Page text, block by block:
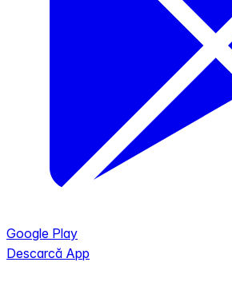
Google Play
Descarcă App